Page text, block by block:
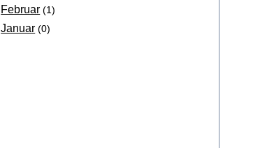
Februar (1)
Januar (0)